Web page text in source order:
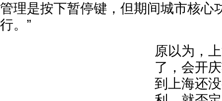
管理是按下暂停键，但期间城市核心
行。”
原以为，
了，会开
到上海还